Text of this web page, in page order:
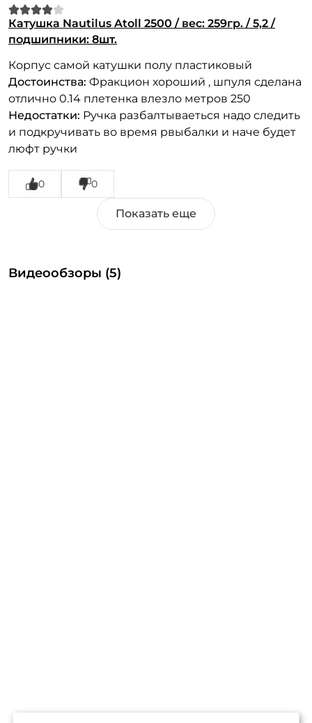
Катушка Nautilus Atoll 2500 / вес: 259гр. / 5,2 /
подшипники: 8шт.
Корпус самой катушки полу пластиковый
Достоинства: Фракцион хороший , шпуля сделана
отлично 0.14 плетенка влезло метров 250
Недостатки: Ручка разбалтываеться надо следить
и подкручивать во время рвыбалки и наче будет
люфт ручки
0 0
Видеообзоры (5)